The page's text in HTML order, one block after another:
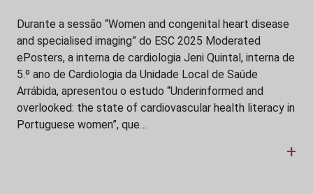
Durante a sessão “Women and congenital heart disease
and specialised imaging” do ESC 2025 Moderated
ePosters, a interna de cardiologia Jeni Quintal, interna de
5.º ano de Cardiologia da Unidade Local de Saúde
Arrábida, apresentou o estudo “Underinformed and
overlooked: the state of cardiovascular health literacy in
Portuguese women”, que…
+